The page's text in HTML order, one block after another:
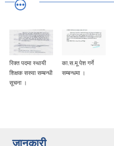
रिक्त पदमा स्थायी
शिक्षक सरुवा सम्बन्धी
सूचना ।
का.स.मू पेश गर्ने
सम्बन्धमा ।
जानकारी